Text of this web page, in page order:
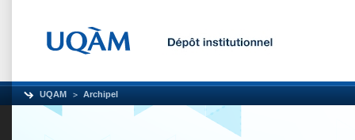
UQAM Archipel